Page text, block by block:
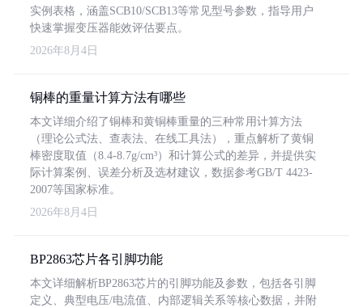
实例表格，涵盖SCB10/SCB13等常见型号参数，指导用户
快速掌握变压器能效评估要点。
2026年8月4日
铜棒的重量计算方法有哪些
本文详细介绍了铜棒和黄铜棒重量的三种常用计算方法
（理论公式法、查表法、在线工具法），重点解析了黄铜
棒密度取值（8.4-8.7g/cm³）和计算公式的差异，并提供实
际计算案例、误差分析及选材建议，数据参考GB/T 4423-
2007等国家标准。
2026年8月4日
BP2863芯片各引脚功能
本文详细解析BP2863芯片的引脚功能及参数，包括各引脚
定义、典型电压/电流值、内部逻辑关系等核心数据，并附